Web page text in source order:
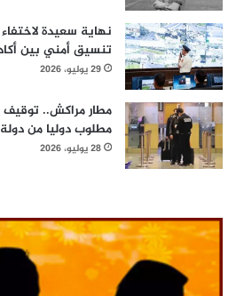
نهاية سعيدة
تنسيق أمني بين
29 يوليو، 2026
مطار مراكش..
مطلوب دوليا من دولة
28 يوليو، 2026